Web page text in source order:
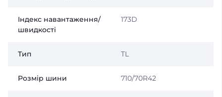
Індекс навантаження/
швидкості
173D
Тип TL
Розмір шини 710/70R42